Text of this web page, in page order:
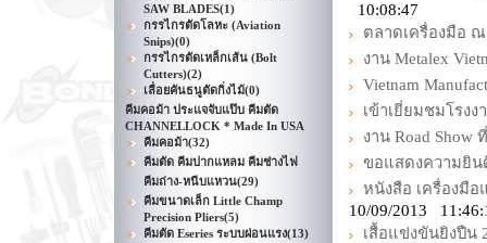
SAW BLADES(1)
กรรไกรตัดโลหะ (Aviation
Snips)(0)
กรรไกรตัดเหล็กเส้น (Bolt
Cutters)(2)
เลื่อยคันธนูตัดกิ่งไม้(0)
คีมคอม้า ประแจจับแป๊บ คีมตัด
CHANNELLOCK * Made In USA
คีมคอม้า(32)
คีมตัด คีมปากแหลม คีมช่างไฟ
คีมถ่าง-หนีบแหวน(29)
คีมขนาดเล็ก Little Champ
Precision Pliers(5)
คีมตัด Eseries ระบบผ่อนแรง(13)
10:08:47
ตลาดเครื่องมือ ณ
งาน Metalex
Vietnam
เข้าเยี่ยมชมโรง
งาน Road Show
ขอแสดงความยิ
หนังสือ เครื่องมื
10/09/2013
เสื้อแข่งขันยิงปืน